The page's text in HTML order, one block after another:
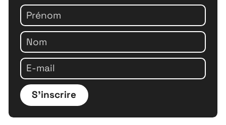
Projets
Contact
Recrutement
S'inscrire